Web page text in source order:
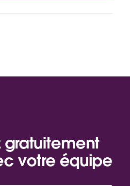
gratuitement
votre équipe